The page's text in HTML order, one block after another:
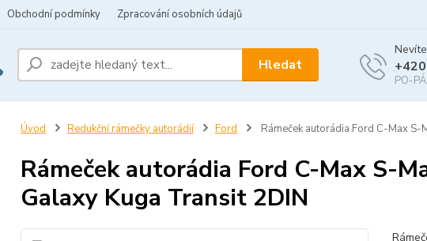
Obchodní podmínky Zpracování osobních údajů
Hledat
PO-
Úvod Redukční rámečky autorádií Ford Rámeček autorádia Ford C-Max S-
Rámeček autorádia Ford C-Max S-
Galaxy Kuga Transit 2DIN